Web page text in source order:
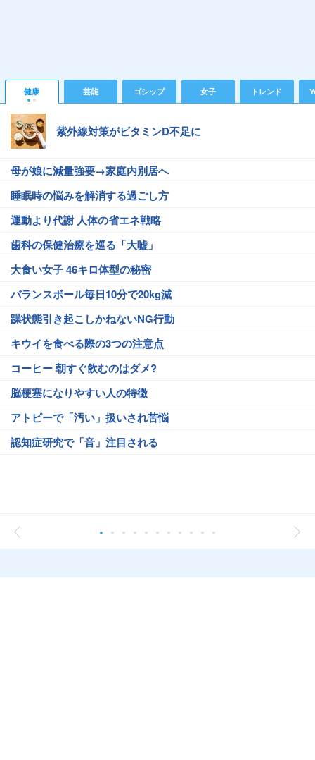
健康 芸能 ゴシップ 女子 トレンド
紫外線対策がビタミンD不足に
母が娘に減量強要→家庭内別居へ
睡眠時の悩みを解消する過ごし方
運動より代謝 人体の省エネ戦略
歯科の保健治療を巡る「大嘘」
大食い女子 46キロ体型の秘密
バランスボール毎日10分で20kg減
躁状態引き起こしかねないNG行動
キウイを食べる際の3つの注意点
コーヒー 朝すぐ飲むのはダメ?
脳梗塞になりやすい人の特徴
アトピーで「汚い」扱いされ苦悩
認知症研究で「音」注目される